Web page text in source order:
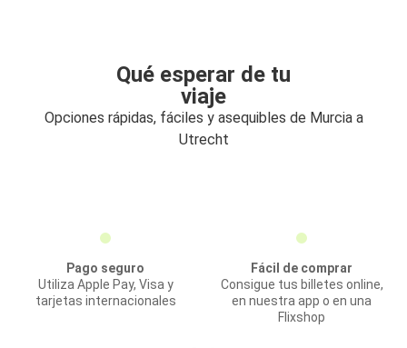
Qué esperar de tu
viaje
Opciones rápidas, fáciles y asequibles de Murcia a
Utrecht
Pago seguro
Utiliza Apple Pay, Visa y
tarjetas internacionales
Fácil de comprar
Consigue tus billetes online,
en nuestra app o en una
Flixshop